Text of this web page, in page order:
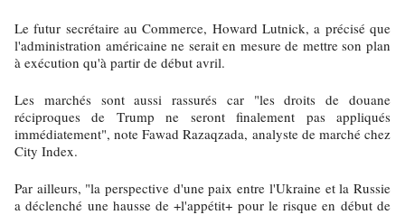
Le futur secrétaire au Commerce, Howard Lutnick, a précisé que
l'administration américaine ne serait en mesure de mettre son plan
à exécution qu'à partir de début avril.
Les marchés sont aussi rassurés car "les droits de douane
réciproques de Trump ne seront finalement pas appliqués
immédiatement", note Fawad Razaqzada, analyste de marché chez
City Index.
Par ailleurs, "la perspective d'une paix entre l'Ukraine et la Russie
a déclenché une hausse de +l'appétit+ pour le risque en début de